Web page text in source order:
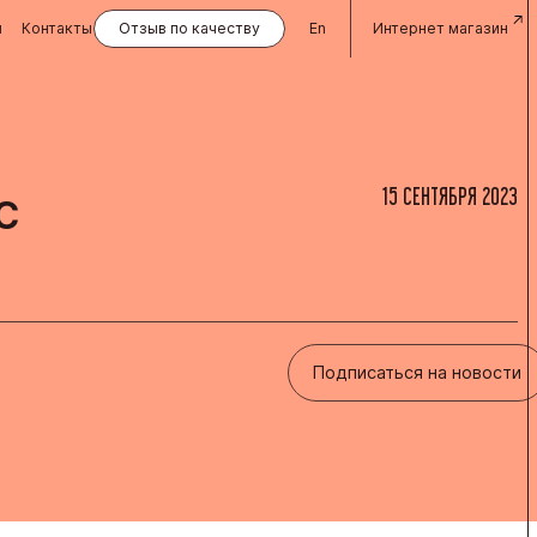
Контакты Отзыв по качеству
En
Интернет магазин
15 СЕНТЯБРЯ 2023
Подписаться на новости